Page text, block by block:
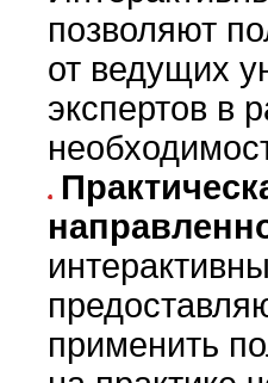
позволяют
от ведущих
экспертов в
применить